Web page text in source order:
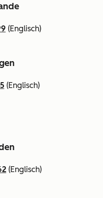
(Englisch)
(Englisch)
(Englisch)